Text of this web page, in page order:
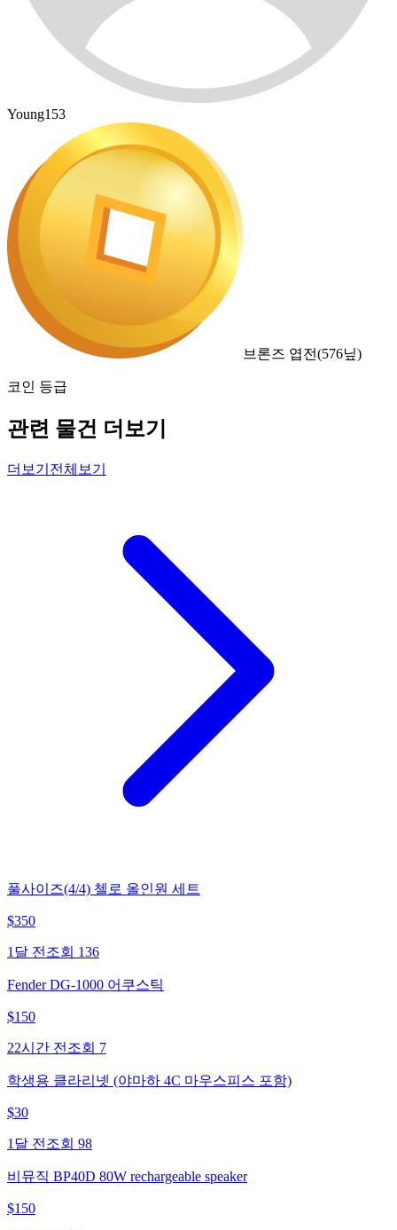
Young153
브론즈 엽전(576닢)
코인 등급
관련 물건 더보기
더보기 전체보기
풀사이즈(4/4) 첼로 올인원 세트
$350
1달 전 조회 136
Fender DG-1000 어쿠스틱
$150
22시간 전 조회 7
학생용 클라리넷 (야마하 4C 마우스피스 포함)
$30
1달 전 조회 98
비뮤직 BP40D 80W rechargeable speaker
$150